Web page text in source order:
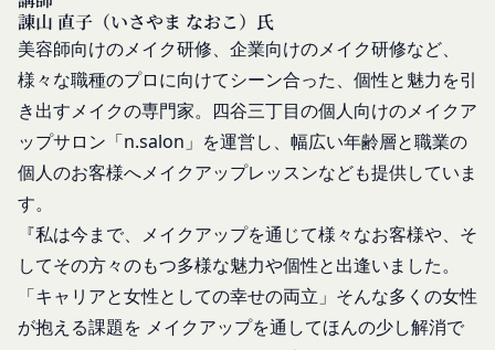
諌山 直子（いさやま なおこ）氏
美容師向けのメイク研修、企業向けのメイク研修など、
様々な職種のプロに向けてシーン合った、個性と魅力を引
き出すメイクの専門家。四谷三丁目の個人向けのメイクア
ップサロン「n.salon」を運営し、幅広い年齢層と職業の
個人のお客様へメイクアップレッスンなども提供していま
す。
『私は今まで、メイクアップを通じて様々なお客様や、そ
してその方々のもつ多様な魅力や個性と出逢いました。
「キャリアと女性としての幸せの両立」そんな多くの女性
が抱える課題を メイクアップを通してほんの少し解消で
法律上の理由
お客様の居住国内外において、法律、規則、法的手
段または公的もしくは政府機関からの要求により、
当社がお客様情報の全部または一部を開示すること
が必要になる場合があります。
当社は、国家安全保障、法の執行またはその他の交
易の実現のために必要または適切であると判断した
があります。
当社は、当社の利用規約の執行、当社の運営または
お客様の保護のために、開示が合理的に必要である
と判断する場合、お客様情報の全部または一部を開
示することがあります。
があります。
当社に提供された登録情報の全部又は一部につ
き虚偽、誤記又は記載漏れがあった場合
当該登録希望者が、本サービス又は当社が提供
するその他のサービスの利用に際して、過去に
アカウント削除等の利用停止措置を受けたこと
未成年者、成年被後見人、被保佐人又は被補助
人のいずれかであって、法定代理人、後見人､保
佐人又は補助人の同意等を得ていなかった場合
会員登録の申請に虚偽の事項が含まれている場
合